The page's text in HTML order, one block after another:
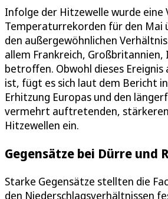
Infolge der Hitzewelle wurde eine
Temperaturrekorden für den Mai
den außergewöhnlichen
allem Frankreich,
betroffen. Obwohl dieses Ereignis
ist, fügt es sich laut dem Bericht
Erhitzung Europas und den
vermehrt auftretenden,
Hitzewellen ein.
Gegensätze bei Dürre und
Starke Gegensätze stellten die
den Niederschlagsverhältnissen